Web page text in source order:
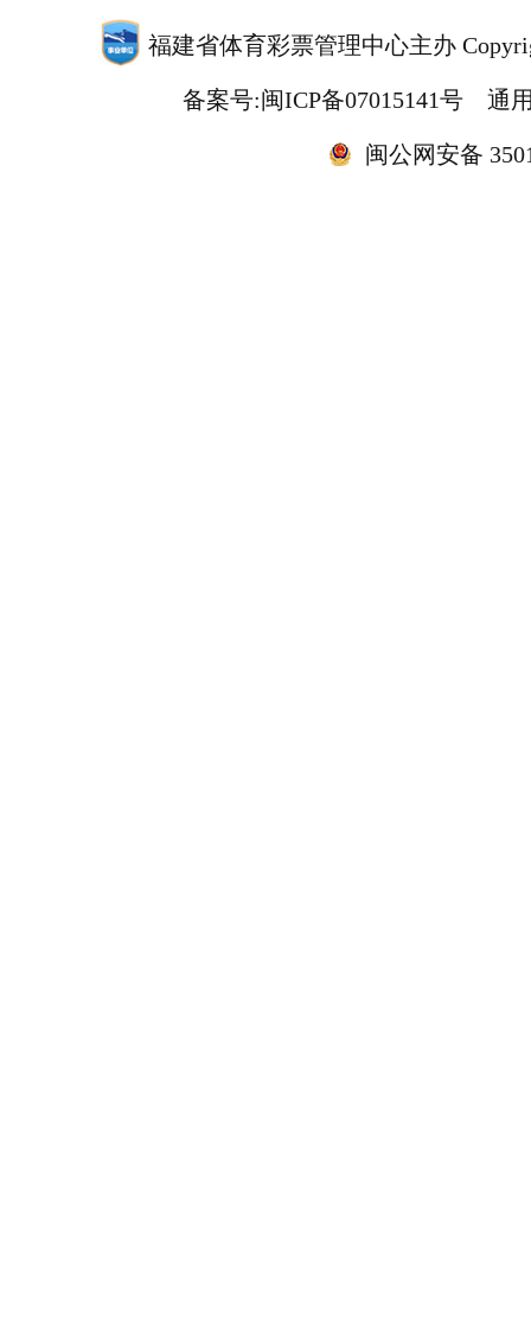
福建省体育彩票管理中心主办
备案号:闽ICP备07015141号 通用
闽公网安备